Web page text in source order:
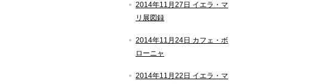
2014年11月27日 イエラ・マ
リ展図録
2014年11月24日 カフェ・ボ
ローニャ
2014年11月22日 イエラ・マ